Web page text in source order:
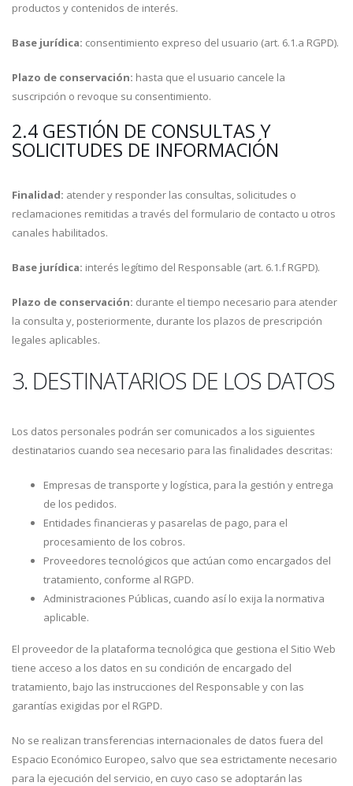
productos y contenidos de interés.
Base jurídica: consentimiento expreso del usuario (art. 6.1.a RGPD).
Plazo de conservación: hasta que el usuario cancele la
suscripción o revoque su consentimiento.
2.4 GESTIÓN DE CONSULTAS Y
SOLICITUDES DE INFORMACIÓN
Finalidad: atender y responder las consultas, solicitudes o
reclamaciones remitidas a través del formulario de contacto u otros
canales habilitados.
Base jurídica: interés legítimo del Responsable (art. 6.1.f RGPD).
Plazo de conservación: durante el tiempo necesario para atender
la consulta y, posteriormente, durante los plazos de prescripción
legales aplicables.
3. DESTINATARIOS DE LOS DATOS
Los datos personales podrán ser comunicados a los siguientes
destinatarios cuando sea necesario para las finalidades descritas:
Empresas de transporte y logística, para la gestión y entrega
de los pedidos.
Entidades financieras y pasarelas de pago, para el
procesamiento de los cobros.
Proveedores tecnológicos que actúan como encargados del
tratamiento, conforme al RGPD.
Administraciones Públicas, cuando así lo exija la normativa
aplicable.
El proveedor de la plataforma tecnológica que gestiona el Sitio Web
tiene acceso a los datos en su condición de encargado del
tratamiento, bajo las instrucciones del Responsable y con las
garantías exigidas por el RGPD.
No se realizan transferencias internacionales de datos fuera del
Espacio Económico Europeo, salvo que sea estrictamente necesario
para la ejecución del servicio, en cuyo caso se adoptarán las